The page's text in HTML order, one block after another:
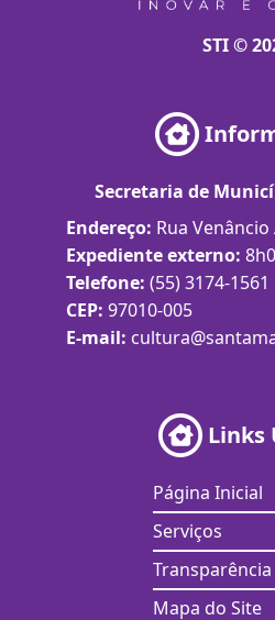
STI ©
Secretaria de
Endereço: Rua Venâncio
Expediente externo:
Telefone: (55) 3174-1561
CEP: 97010-005
E-mail:
Links
Página Inicial
Serviços
Transparência
Mapa do Site